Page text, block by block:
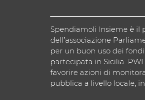
Spendiamoli Insieme è il
dell’associazione
per un buon uso dei
partecipata in Sicilia.
favorire azioni di
pubblica a livello locale,